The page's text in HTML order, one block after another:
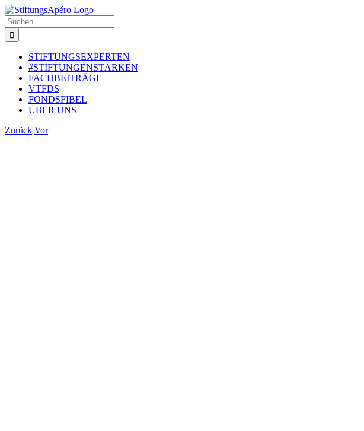
Zum
Inhalt
springen
Suche
nach:
STIFTUNGSEXPERTEN
#STIFTUNGENSTÄRKEN
FACHBEITRÄGE
VTFDS
FONDSFIBEL
ÜBER UNS
Zurück Vor